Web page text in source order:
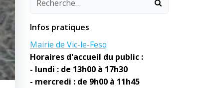
Infos pratiques
Mairie de Vic-le-Fesq
Horaires d'accueil du public :
- lundi : de 13h00 à 17h30
- mercredi : de 9h00 à 11h45